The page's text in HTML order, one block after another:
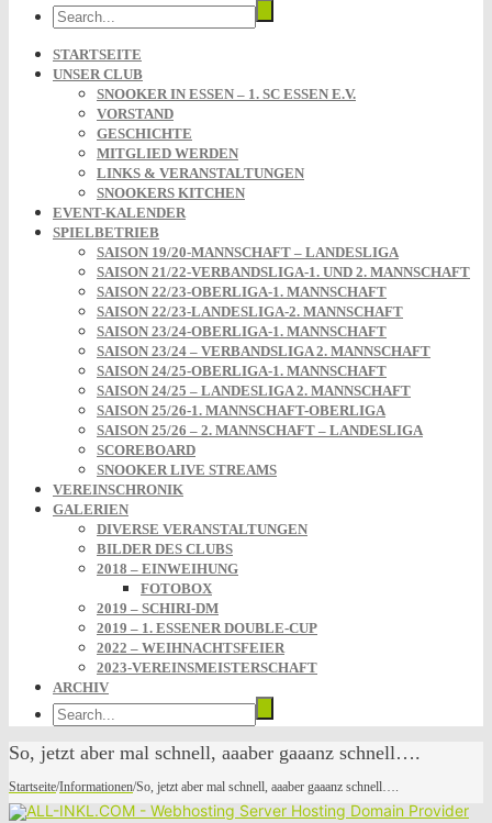
STARTSEITE
UNSER CLUB
SNOOKER IN ESSEN – 1. SC ESSEN E.V.
VORSTAND
GESCHICHTE
MITGLIED WERDEN
LINKS & VERANSTALTUNGEN
SNOOKERS KITCHEN
EVENT-KALENDER
SPIELBETRIEB
SAISON 19/20-MANNSCHAFT – LANDESLIGA
SAISON 21/22-VERBANDSLIGA-1. UND 2. MANNSCHAFT
SAISON 22/23-OBERLIGA-1. MANNSCHAFT
SAISON 22/23-LANDESLIGA-2. MANNSCHAFT
SAISON 23/24-OBERLIGA-1. MANNSCHAFT
SAISON 23/24 – VERBANDSLIGA 2. MANNSCHAFT
SAISON 24/25-OBERLIGA-1. MANNSCHAFT
SAISON 24/25 – LANDESLIGA 2. MANNSCHAFT
SAISON 25/26-1. MANNSCHAFT-OBERLIGA
SAISON 25/26 – 2. MANNSCHAFT – LANDESLIGA
SCOREBOARD
SNOOKER LIVE STREAMS
VEREINSCHRONIK
GALERIEN
DIVERSE VERANSTALTUNGEN
BILDER DES CLUBS
2018 – EINWEIHUNG
FOTOBOX
2019 – SCHIRI-DM
2019 – 1. ESSENER DOUBLE-CUP
2022 – WEIHNACHTSFEIER
2023-VEREINSMEISTERSCHAFT
ARCHIV
So, jetzt aber mal schnell, aaaber gaaanz schnell….
Startseite/Informationen/So, jetzt aber mal schnell, aaaber gaaanz schnell….